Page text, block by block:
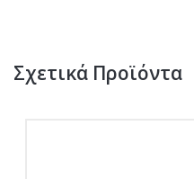
Σχετικά Προϊόντα